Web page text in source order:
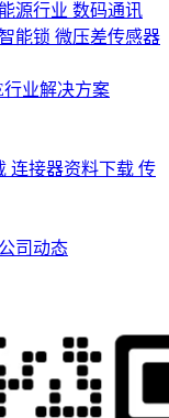
能源行业 数码通讯
能锁 微压差传感器
行业解决方案
连接器资料下载 传
公司动态